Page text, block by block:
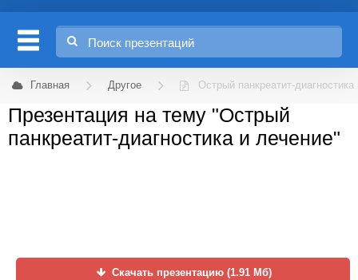
Главная Другое Острый панкреатит-
Презентация на тему "Острый
панкреатит-диагностика и лечение"
Скачать презентацию (1.91 Мб)